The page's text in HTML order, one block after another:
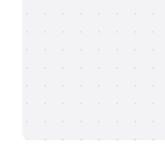
支持
帮助中心